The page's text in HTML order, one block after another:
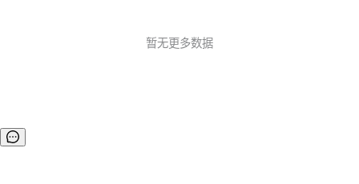
暂无更多数据